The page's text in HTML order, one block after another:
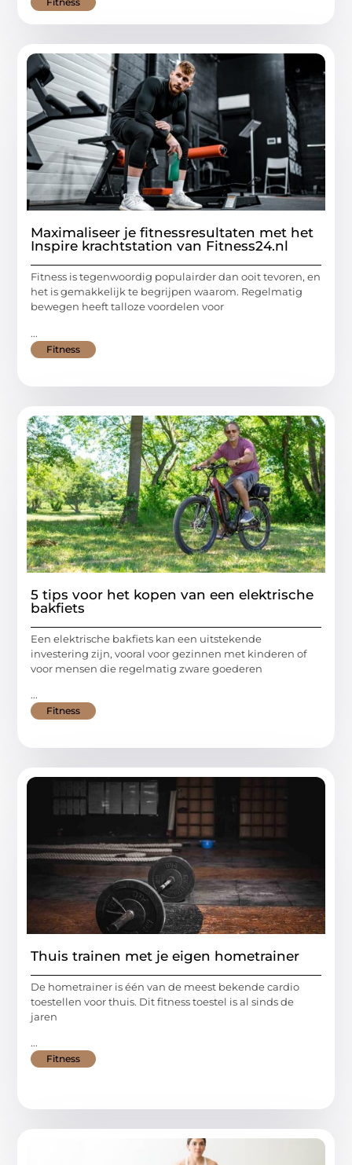
Maximaliseer je fitnessresultaten met het
Inspire krachtstation van Fitness24.nl
Fitness is tegenwoordig populairder dan ooit tevoren, en
het is gemakkelijk te begrijpen waarom. Regelmatig
bewegen heeft talloze voordelen voor
...
Fitness
5 tips voor het kopen van een elektrische
bakfiets
Een elektrische bakfiets kan een uitstekende
investering zijn, vooral voor gezinnen met kinderen of
voor mensen die regelmatig zware goederen
...
Fitness
Thuis trainen met je eigen hometrainer
De hometrainer is één van de meest bekende cardio
toestellen voor thuis. Dit fitness toestel is al sinds de
jaren
...
Fitness